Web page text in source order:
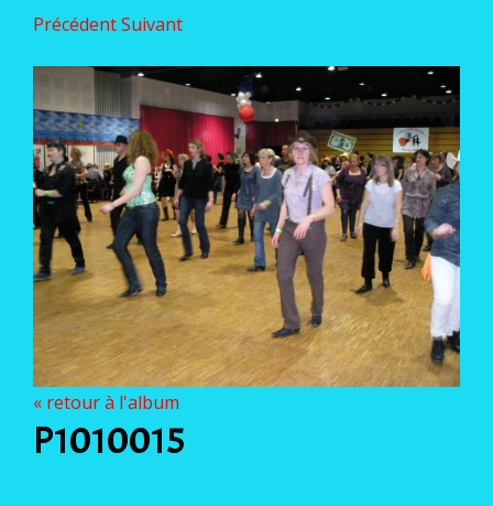
PrécédentSuivant
« retour à l'album
P1010015